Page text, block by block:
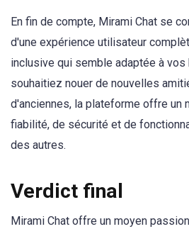
En fin de compte, Mirami Chat se
d'une expérience utilisateur
inclusive qui semble adaptée à vos
souhaitiez nouer de nouvelles
d'anciennes, la plateforme offre un
fiabilité, de sécurité et de
des autres.
Verdict final
Mirami Chat offre un moyen